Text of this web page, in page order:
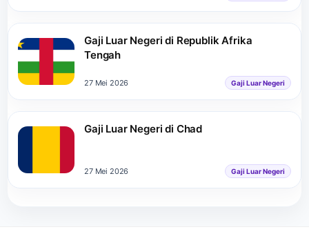
Gaji Luar Negeri di Republik Afrika
Tengah
27 Mei 2026 Gaji Luar Negeri
Gaji Luar Negeri di Chad
27 Mei 2026 Gaji Luar Negeri